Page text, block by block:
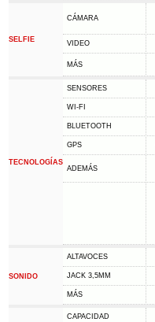
SELFIE
CÁMARA
VIDEO
MÁS
TECNOLOGÍAS
SENSORES
WI-FI
BLUETOOTH
GPS
ADEMÁS
SONIDO
ALTAVOCES
JACK 3,5MM
MÁS
CAPACIDAD